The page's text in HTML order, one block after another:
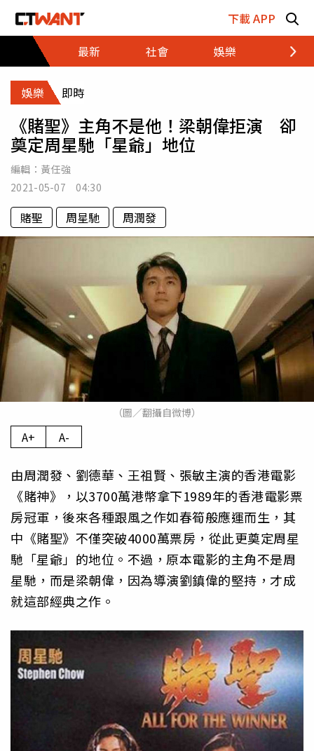
下載 APP
最新
社會 娛樂 財經
娛樂 即時
《賭聖》主角不是他！梁朝偉拒演 卻
奠定周星馳「星爺」地位
編輯： 黃任強
2021-05-07 04:30
賭聖 周星馳 周潤發
（圖／翻攝自微博）
A+ A-
由周潤發、劉德華、王祖賢、張敏主演的香港電影
《賭神》，以3700萬港幣拿下1989年的香港電影票
房冠軍，後來各種跟風之作如春筍般應運而生，其
中《賭聖》不僅突破4000萬票房，從此更奠定周星
馳「星爺」的地位。不過，原本電影的主角不是周
星馳，而是梁朝偉，因為導演劉鎮偉的堅持，才成
就這部經典之作。